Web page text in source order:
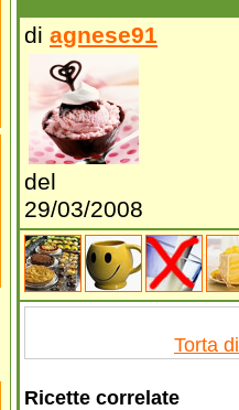
di agnese91
del
29/03/2008
Torta
Ricette correlate